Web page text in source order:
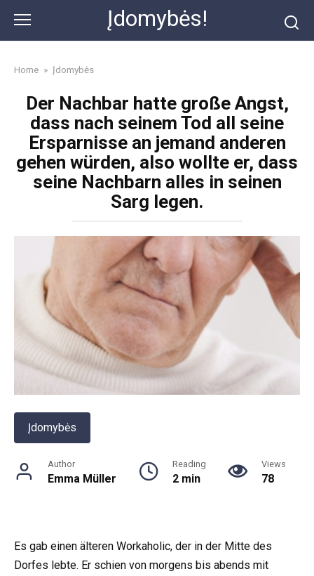
content
Įdomybės!
Home » Įdomybės
Der Nachbar hatte große Angst,
dass nach seinem Tod all seine
Ersparnisse an jemand anderen
gehen würden, also wollte er, dass
seine Nachbarn alles in seinen
Sarg legen.
Įdomybės
Author
Emma Müller
Reading
2 min
Views
78
Es gab einen älteren Workaholic, der in der Mitte des
Dorfes lebte. Er schien von morgens bis abends mit